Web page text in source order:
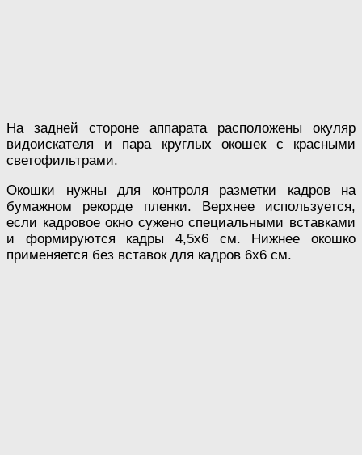
На задней стороне аппарата расположены окуляр
видоискателя и пара круглых окошек с красными
светофильтрами.
Окошки нужны для контроля разметки кадров на
бумажном рекорде пленки. Верхнее используется,
если кадровое окно сужено специальными вставками
и формируются кадры 4,5х6 см. Нижнее окошко
применяется без вставок для кадров 6х6 см.